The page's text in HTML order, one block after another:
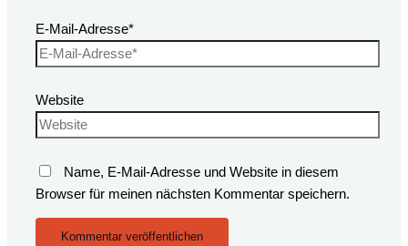
E-Mail-Adresse*
Website
Name, E-Mail-Adresse und Website in diesem
Browser für meinen nächsten Kommentar speichern.